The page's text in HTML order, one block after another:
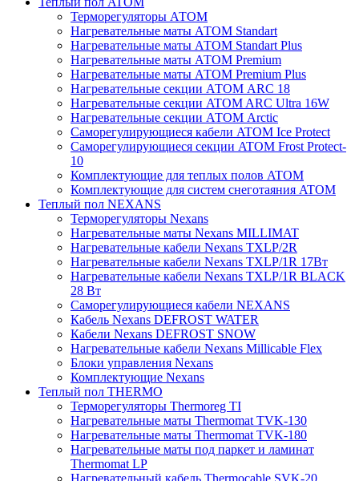
Терморегуляторы АТОМ
Нагревательные маты АТОМ Standart
Нагревательные маты АТОМ Standart Plus
Нагревательные маты АТОМ Premium
Нагревательные маты АТОМ Premium Plus
Нагревательные секции АТОМ ARC 18
Нагревательные секции ATOM ARC Ultra 16W
Нагревательные секции АТОМ Arctic
Саморегулирующиеся кабели ATOM Ice Protect
Саморегулирующиеся секции ATOM Frost Protect-
10
Комплектующие для теплых полов ATOM
Комплектующие для систем снеготаяния ATOM
Теплый пол NEXANS
Терморегуляторы Nexans
Нагревательные маты Nexans MILLIMAT
Нагревательные кабели Nexans TXLP/2R
Нагревательные кабели Nexans TXLP/1R 17Вт
Нагревательные кабели Nexans TXLP/1R BLACK
28 Вт
Саморегулирующиеся кабели NEXANS
Кабель Nexans DEFROST WATER
Кабели Nexans DEFROST SNOW
Нагревательные кабели Nexans Millicable Flex
Блоки управления Nexans
Комплектующие Nexans
Теплый пол THERMO
Терморегуляторы Thermoreg TI
Нагревательные маты Thermomat TVK-130
Нагревательные маты Thermomat TVK-180
Нагревательные маты под паркет и ламинат
Thermomat LP
Нагревательный кабель Thermocable SVK-20